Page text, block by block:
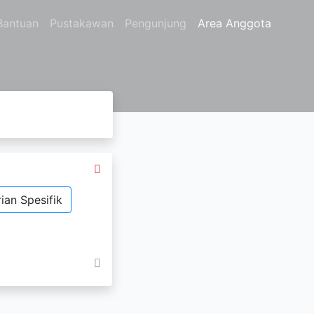
Pustakawan Pengunjung Area Anggota
Spesifik